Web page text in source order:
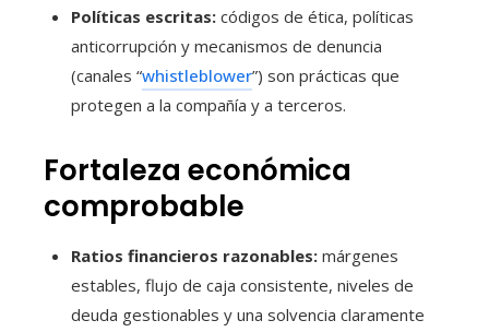
Políticas escritas: códigos de ética, políticas
anticorrupción y mecanismos de denuncia
(canales “whistleblower”) son prácticas que
protegen a la compañía y a terceros.
Fortaleza económica
comprobable
Ratios financieros razonables: márgenes
estables, flujo de caja consistente, niveles de
deuda gestionables y una solvencia claramente